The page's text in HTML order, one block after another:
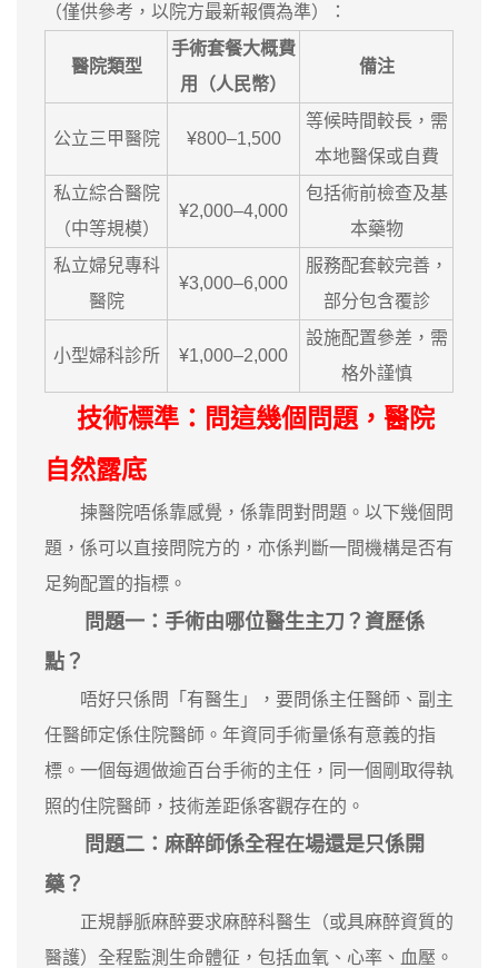
（僅供參考，以院方最新報價為準）：
醫院類型
手術套餐大概費
用（人民幣）
備注
公立三甲醫院 ¥800–1,500
等候時間較長，需
本地醫保或自費
私立綜合醫院
（中等規模）
¥2,000–4,000
包括術前檢查及基
本藥物
私立婦兒專科
醫院
¥3,000–6,000
服務配套較完善，
部分包含覆診
小型婦科診所 ¥1,000–2,000
設施配置參差，需
格外謹慎
技術標準：問這幾個問題，醫院
自然露底
揀醫院唔係靠感覺，係靠問對問題。以下幾個問
題，係可以直接問院方的，亦係判斷一間機構是否有
足夠配置的指標。
問題一：手術由哪位醫生主刀？資歷係
點？
唔好只係問「有醫生」，要問係主任醫師、副主
任醫師定係住院醫師。年資同手術量係有意義的指
標。一個每週做逾百台手術的主任，同一個剛取得執
照的住院醫師，技術差距係客觀存在的。
問題二：麻醉師係全程在場還是只係開
藥？
正規靜脈麻醉要求麻醉科醫生（或具麻醉資質的
醫護）全程監測生命體征，包括血氧、心率、血壓。